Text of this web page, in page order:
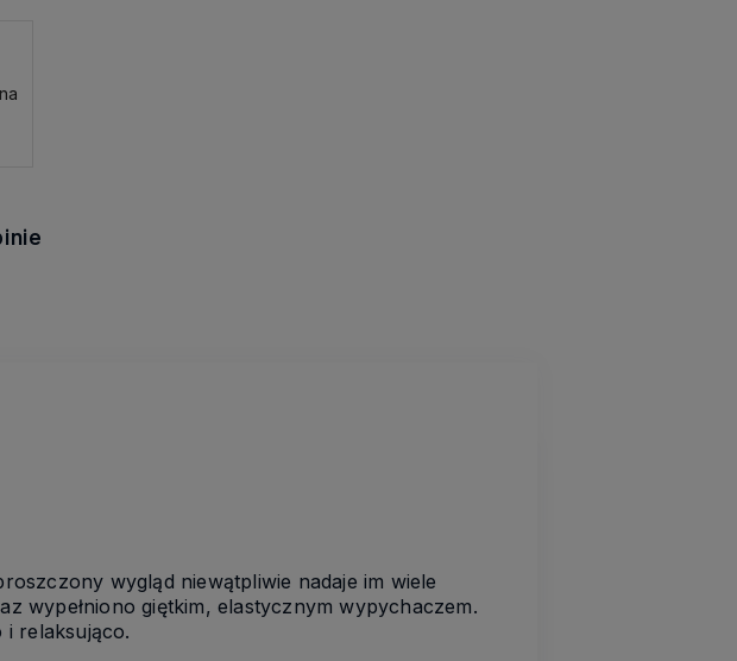
wygląd niewątpliwie nadaje im wiele
wypełniono giętkim, elastycznym wypychaczem.
i relaksująco.